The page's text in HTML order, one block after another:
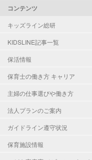
コンテンツ
キッズライン総研
KIDSLINE記事一覧
保活情報
保育士の働き方 キャリア
主婦の仕事選びや働き方
法人プランのご案内
ガイドライン遵守状況
保育施設情報